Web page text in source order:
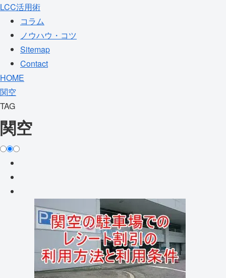
LCC活用術
コラム
ノウハウ・コツ
Sitemap
Contact
HOME
関空
TAG
関空